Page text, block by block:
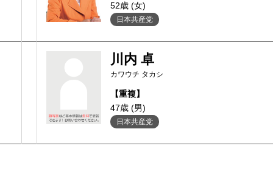
52歳 (女)
日本共産党
川内 卓
カワウチ タカシ
【重複】
47歳 (男)
日本共産党